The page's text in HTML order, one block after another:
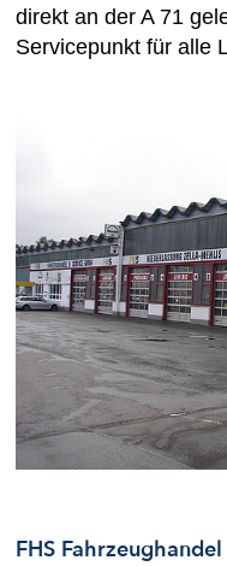
direkt an der A 71
Servicepunkt für alle
FHS